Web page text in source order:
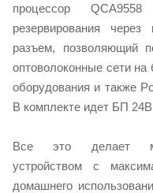
процессор
резервирования
разъем, позволяющий
оптоволоконные сети на
оборудования и также
В комплекте идет БП
Все это делает
устройством с
домашнего